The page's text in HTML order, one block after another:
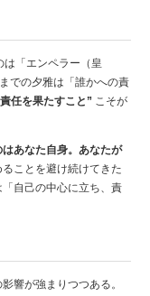
「エンペラー（皇
での夕雅は「誰かへの責
任を果たすこと” こそが
はあなた自身。あなたが
ことを避け続けてきた
自己の中心に立ち、責
響が強まりつつある。